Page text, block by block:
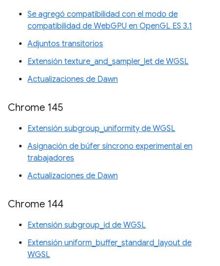
Se agregó compatibilidad con el modo de
compatibilidad de WebGPU en OpenGL ES 3.1
Adjuntos transitorios
Extensión texture_and_sampler_let de WGSL
Actualizaciones de Dawn
Chrome 145
Extensión subgroup_uniformity de WGSL
Asignación de búfer síncrono experimental en
trabajadores
Actualizaciones de Dawn
Chrome 144
Extensión subgroup_id de WGSL
Extensión uniform_buffer_standard_layout de
WGSL